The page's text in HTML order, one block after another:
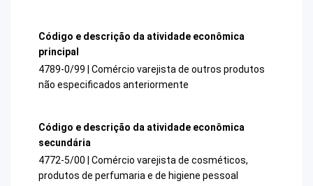
Código e descrição da atividade econômica
principal
4789-0/99 | Comércio varejista de outros produtos
não especificados anteriormente
Código e descrição da atividade econômica
secundária
4772-5/00 | Comércio varejista de cosméticos,
produtos de perfumaria e de higiene pessoal